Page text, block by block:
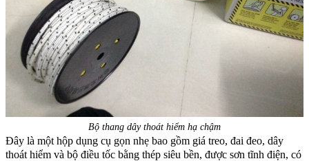
Bộ thang dây thoát hiểm hạ chậm
Đây là một hộp dụng cụ gọn nhẹ bao gồm giá treo, đai đeo, dây
thoát hiểm và bộ điều tốc bằng thép siêu bền, được sơn tĩnh điện, có